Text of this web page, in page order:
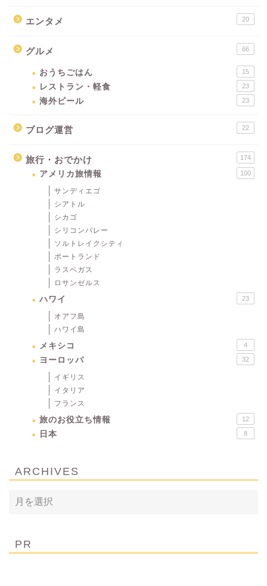
エンタメ 20
グルメ 66
おうちごはん 15
レストラン・軽食 23
海外ビール 23
ブログ運営 22
旅行・おでかけ 174
アメリカ旅情報 100
サンディエゴ
シアトル
シカゴ
シリコンバレー
ソルトレイクシティ
ポートランド
ラスベガス
ロサンゼルス
ハワイ 23
オアフ島
ハワイ島
メキシコ 4
ヨーロッパ 32
イギリス
イタリア
フランス
旅のお役立ち情報 12
日本 8
ARCHIVES
PR